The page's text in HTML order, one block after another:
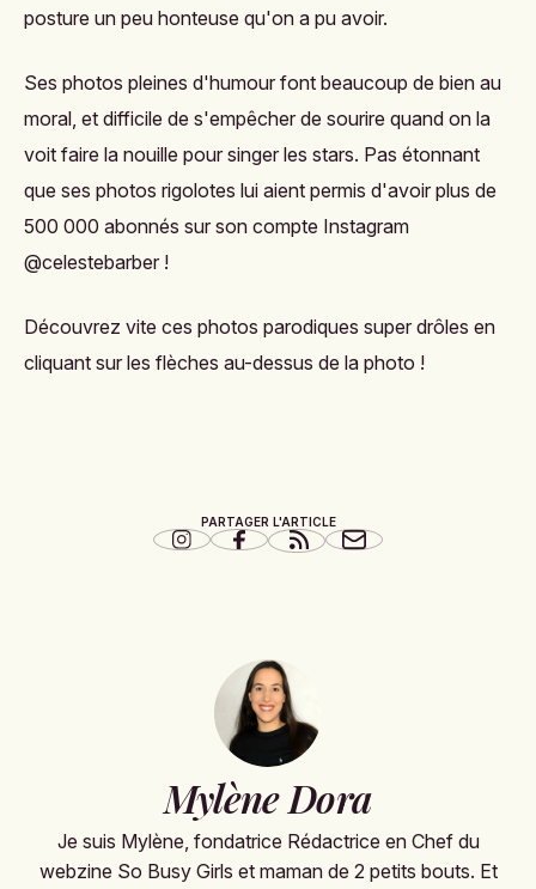
posture un peu honteuse qu'on a pu avoir.
Ses photos pleines d'humour font beaucoup de bien au
moral, et difficile de s'empêcher de sourire quand on la
voit faire la nouille pour singer les stars. Pas étonnant
que ses photos rigolotes lui aient permis d'avoir plus de
500 000 abonnés sur son compte Instagram
@celestebarber !
Découvrez vite ces photos parodiques super drôles en
cliquant sur les flèches au-dessus de la photo !
PARTAGER L'ARTICLE
Mylène Dora
Je suis Mylène, fondatrice Rédactrice en Chef du
webzine So Busy Girls et maman de 2 petits bouts. Et